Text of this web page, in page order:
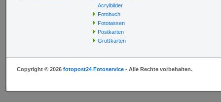
Acrylbilder
Fotobuch
Fototassen
Postkarten
Grußkarten
Copyright © 2026 fotopost24 Fotoservice - Alle Rechte vorbehalten.